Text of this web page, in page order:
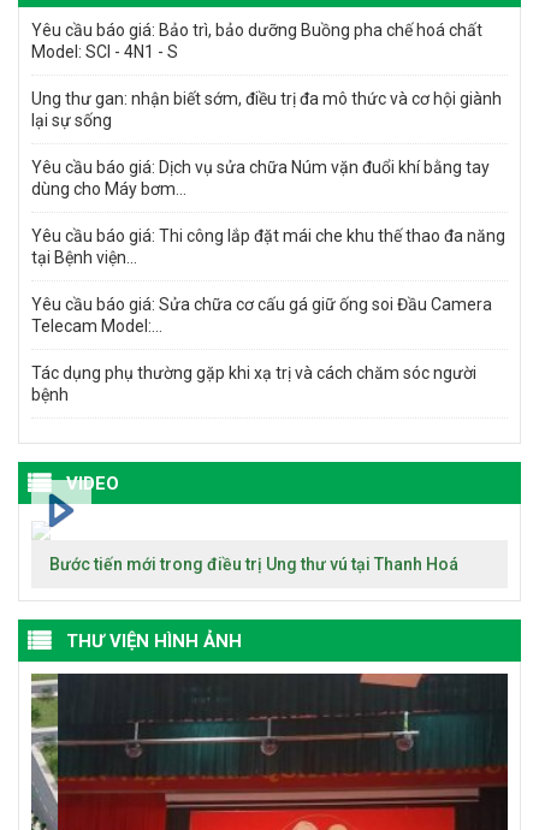
Yêu cầu báo giá: Bảo trì, bảo dưỡng Buồng pha chế hoá chất
Model: SCI - 4N1 - S
Ung thư gan: nhận biết sớm, điều trị đa mô thức và cơ hội giành
lại sự sống
Yêu cầu báo giá: Dịch vụ sửa chữa Núm vặn đuổi khí bằng tay
dùng cho Máy bơm...
Yêu cầu báo giá: Thi công lắp đặt mái che khu thế thao đa năng
tại Bệnh viện...
Yêu cầu báo giá: Sửa chữa cơ cấu gá giữ ống soi Đầu Camera
Telecam Model:...
Tác dụng phụ thường gặp khi xạ trị và cách chăm sóc người
bệnh
VIDEO
Bước tiến mới trong điều trị Ung thư vú tại Thanh Hoá
THƯ VIỆN HÌNH ẢNH